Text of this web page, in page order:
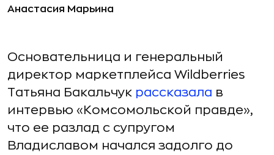
Анастасия Марьина
Основательница и генеральный
директор маркетплейса Wildberries
Татьяна Бакальчук рассказала в
интервью «Комсомольской правде»,
что ее разлад с супругом
Владиславом начался задолго до